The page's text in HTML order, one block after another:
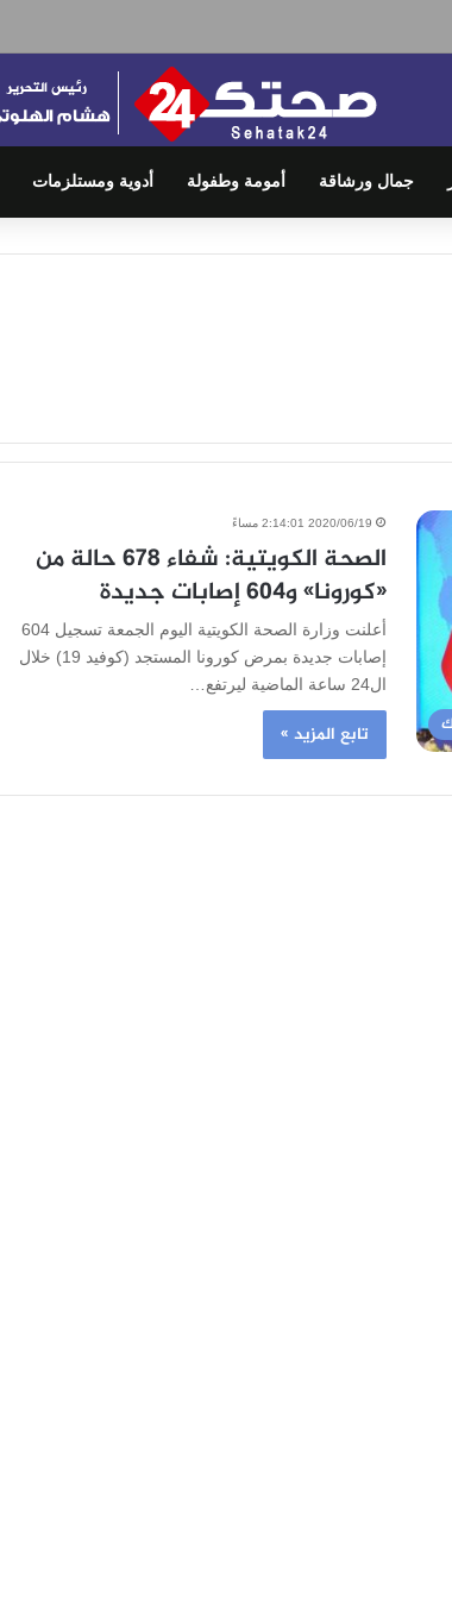
جمال ورشاقة أمومة وطفولة أدوية ومستلزمات
2020/06/19 2:14:01 مساءً
الصحة الكويتية: شفاء 678 حالة من
«كورونا» و604 إصابات جديدة
أعلنت وزارة الصحة الكويتية اليوم الجمعة تسجيل 604
إصابات جديدة بمرض كورونا المستجد (كوفيد 19) خلال
ال24 ساعة الماضية ليرتفع…
تابع المزيد »